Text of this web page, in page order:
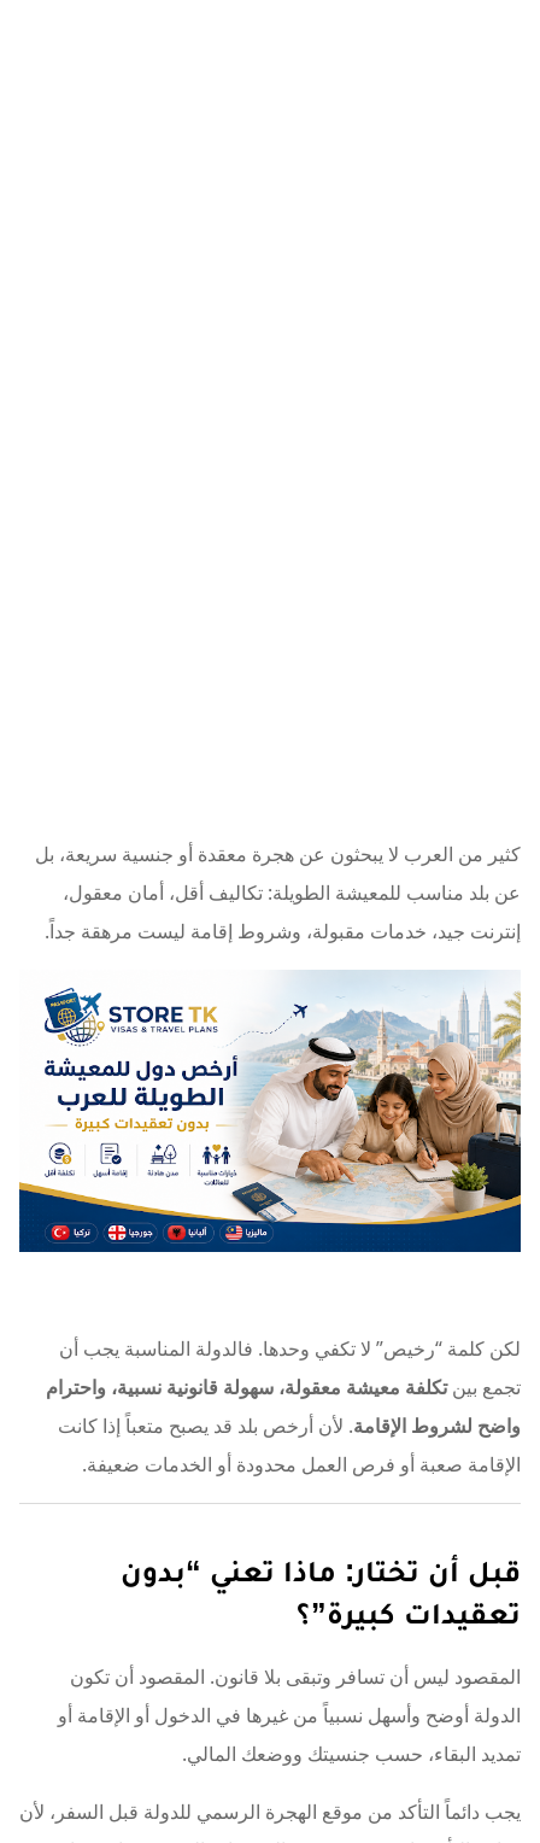
كثير من العرب لا يبحثون عن هجرة معقدة أو جنسية سريعة، بل
عن بلد مناسب للمعيشة الطويلة: تكاليف أقل، أمان معقول،
إنترنت جيد، خدمات مقبولة، وشروط إقامة ليست مرهقة جداً.
لكن كلمة “رخيص” لا تكفي وحدها. فالدولة المناسبة يجب أن
تجمع بينتكلفة معيشة معقولة، سهولة قانونية نسبية، واحترام
واضح لشروط الإقامة. لأن أرخص بلد قد يصبح متعباً إذا كانت
الإقامة صعبة أو فرص العمل محدودة أو الخدمات ضعيفة.
قبل أن تختار: ماذا تعني “بدون
تعقيدات كبيرة”؟
المقصود ليس أن تسافر وتبقى بلا قانون. المقصود أن تكون
الدولة أوضح وأسهل نسبياً من غيرها في الدخول أو الإقامة أو
تمديد البقاء، حسب جنسيتك ووضعك المالي.
يجب دائماً التأكد من موقع الهجرة الرسمي للدولة قبل السفر، لأن